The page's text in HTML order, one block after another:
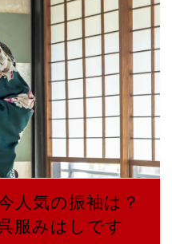
人気の振袖は？
服みはしです